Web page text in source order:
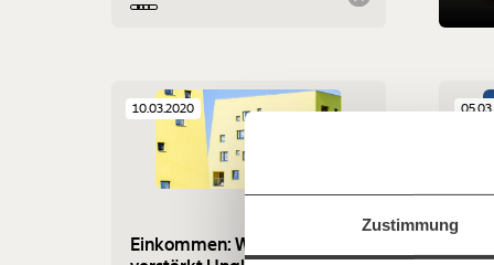
Zustimmung
Fördermitgliedund wir können
im Netz. Unabhängig und werbefrei.
Jetzt
10.03.2020
Einkommen: Wie wir wohnen,